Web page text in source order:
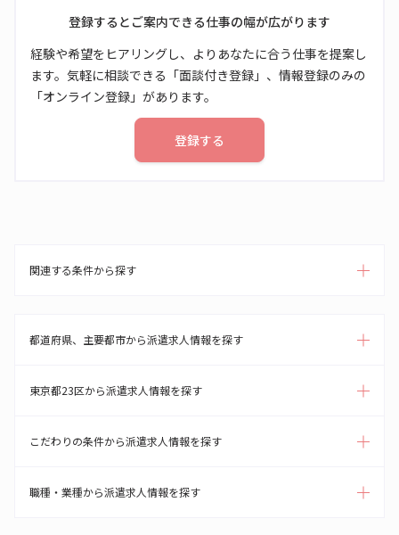
登録するとご案内できる仕事の幅が広がります
経験や希望をヒアリングし、よりあなたに合う仕事を提案し
ます。気軽に相談できる「面談付き登録」、情報登録のみの
「オンライン登録」があります。
登録する
関連する条件から探す
都道府県、主要都市から派遣求人情報を探す
東京都23区から派遣求人情報を探す
こだわりの条件から派遣求人情報を探す
職種・業種から派遣求人情報を探す